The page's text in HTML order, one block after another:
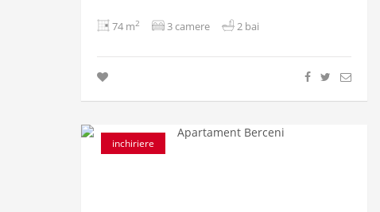
74 m2 3 camere 2 bai
inchiriere